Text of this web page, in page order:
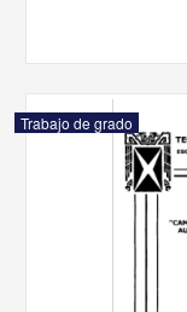
Trabajo de grado